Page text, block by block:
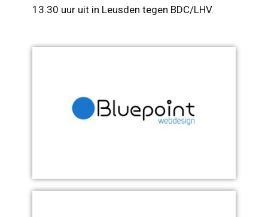
13.30 uur uit in Leusden tegen BDC/LHV.